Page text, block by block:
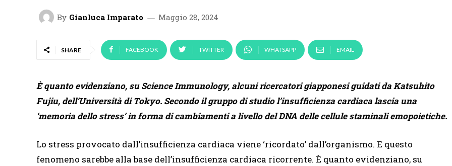
By Gianluca Imparato Maggio 28, 2024
SHARE FACEBOOK TWITTER WHATSAPP EMAIL
È quanto evidenziano, su Science Immunology, alcuni ricercatori giapponesi guidati da Katsuhito
Fujiu, dell’Università di Tokyo. Secondo il gruppo di studio l’insufficienza cardiaca lascia una
‘memoria dello stress’ in forma di cambiamenti a livello del DNA delle cellule staminali emopoietiche.
Lo stress provocato dall’insufficienza cardiaca viene ‘ricordato’ dall’organismo. E questo
fenomeno sarebbe alla base dell’insufficienza cardiaca ricorrente. È quanto evidenziano, su